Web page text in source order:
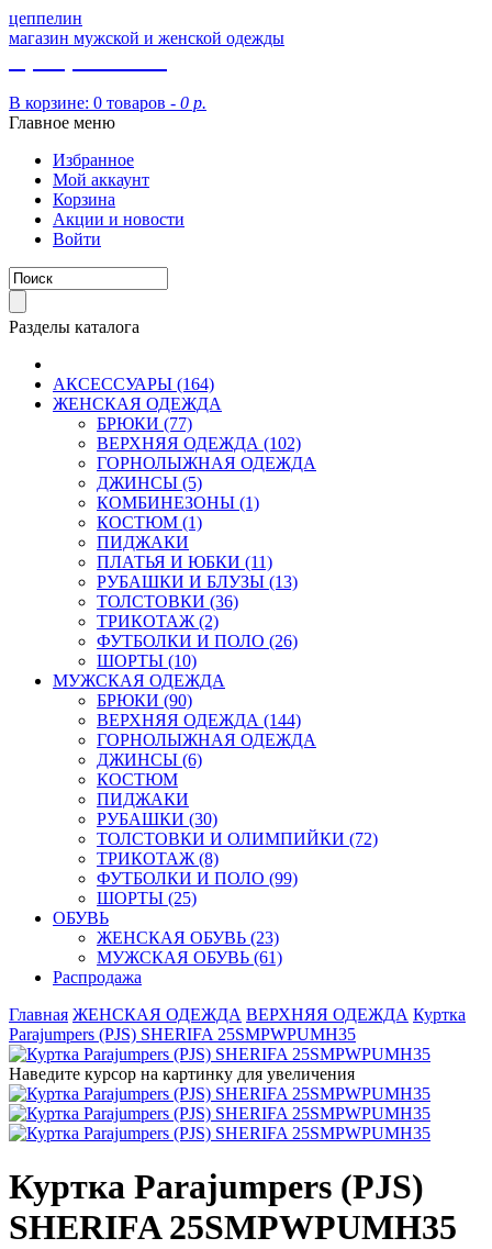
цеппелин
магазин мужской и женской одежды
В корзине: 0 товаров - 0 р.
Главное меню
Избранное
Мой аккаунт
Корзина
Акции и новости
Войти
Разделы каталога
АКСЕССУАРЫ (164)
ЖЕНСКАЯ ОДЕЖДА
БРЮКИ (77)
ВЕРХНЯЯ ОДЕЖДА (102)
ГОРНОЛЫЖНАЯ ОДЕЖДА
ДЖИНСЫ (5)
КОМБИНЕЗОНЫ (1)
КОСТЮМ (1)
ПИДЖАКИ
ПЛАТЬЯ И ЮБКИ (11)
РУБАШКИ И БЛУЗЫ (13)
ТОЛСТОВКИ (36)
ТРИКОТАЖ (2)
ФУТБОЛКИ И ПОЛО (26)
ШОРТЫ (10)
МУЖСКАЯ ОДЕЖДА
БРЮКИ (90)
ВЕРХНЯЯ ОДЕЖДА (144)
ГОРНОЛЫЖНАЯ ОДЕЖДА
ДЖИНСЫ (6)
КОСТЮМ
ПИДЖАКИ
РУБАШКИ (30)
ТОЛСТОВКИ И ОЛИМПИЙКИ (72)
ТРИКОТАЖ (8)
ФУТБОЛКИ И ПОЛО (99)
ШОРТЫ (25)
ОБУВЬ
ЖЕНСКАЯ ОБУВЬ (23)
МУЖСКАЯ ОБУВЬ (61)
Распродажа
Главная ЖЕНСКАЯ ОДЕЖДА ВЕРХНЯЯ ОДЕЖДА Куртка
Parajumpers (PJS) SHERIFA 25SMPWPUMH35
Наведите курсор на картинку для увеличения
Куртка Parajumpers (PJS)
SHERIFA 25SMPWPUMH35